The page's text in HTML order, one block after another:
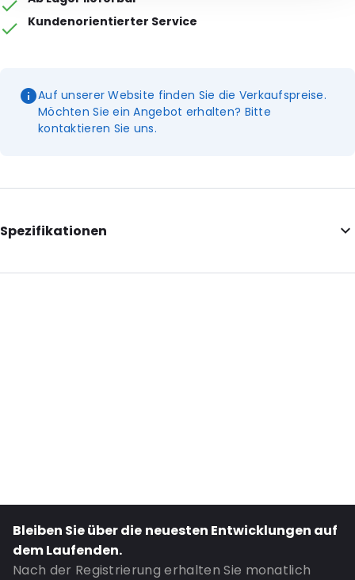
Kundenorientierter Service
Auf unserer Website finden Sie die Verkaufspreise.
Möchten Sie ein Angebot erhalten? Bitte
kontaktieren Sie uns.
Spezifikationen
Colour: Transparent
Bleiben Sie über die neuesten Entwicklungen auf
dem Laufenden.
Nach der Registrierung erhalten Sie monatlich